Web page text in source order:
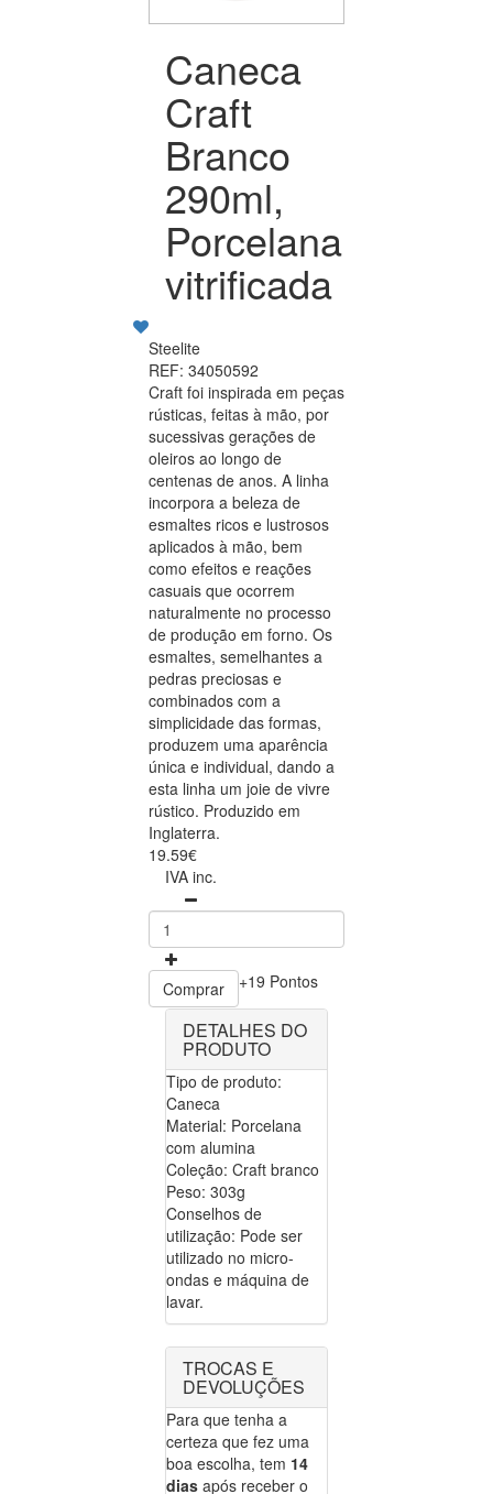
Caneca
Craft
Branco
290ml,
Porcelana
vitrificada
Steelite
REF: 34050592
Craft foi inspirada em peças
rústicas, feitas à mão, por
sucessivas gerações de
oleiros ao longo de
centenas de anos. A linha
incorpora a beleza de
esmaltes ricos e lustrosos
aplicados à mão, bem
como efeitos e reações
casuais que ocorrem
naturalmente no processo
de produção em forno. Os
esmaltes, semelhantes a
pedras preciosas e
combinados com a
simplicidade das formas,
produzem uma aparência
única e individual, dando a
esta linha um joie de vivre
rústico. Produzido em
Inglaterra.
19.59€
IVA inc.
Comprar +19 Pontos
DETALHES DO
PRODUTO
Tipo de produto:
Caneca
Material: Porcelana
com alumina
Coleção: Craft branco
Peso: 303g
Conselhos de
utilização: Pode ser
utilizado no micro-
ondas e máquina de
lavar.
TROCAS E
DEVOLUÇÕES
Para que tenha a
certeza que fez uma
boa escolha, tem 14
dias após receber o